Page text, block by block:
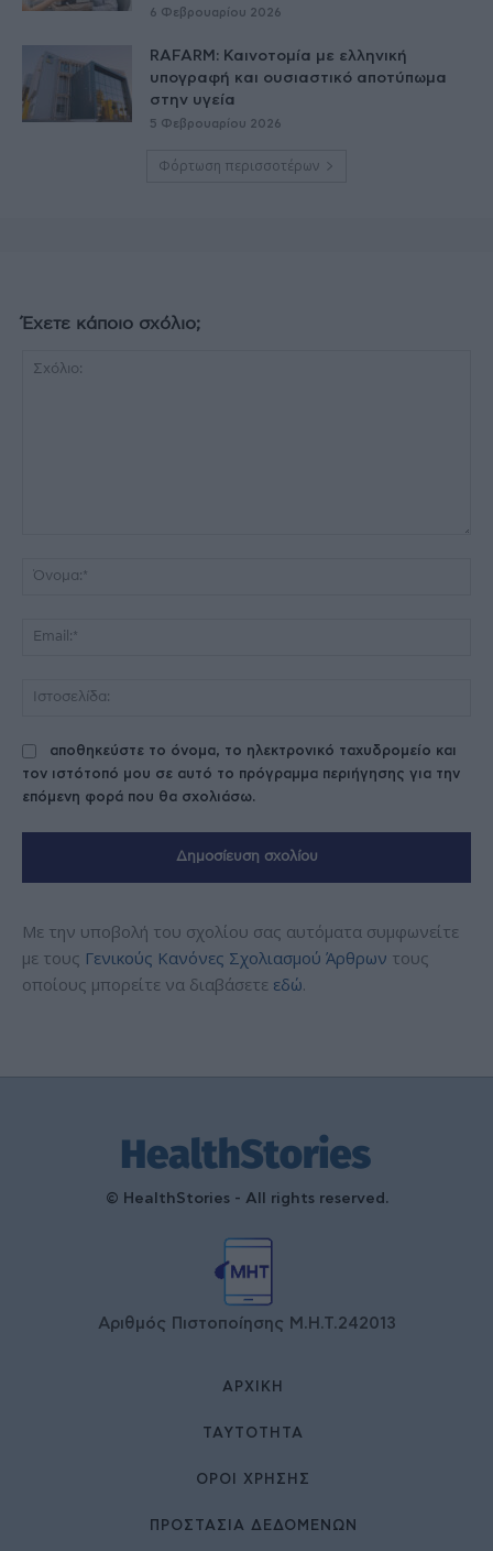
6 Φεβρουαρίου 2026
RAFARM: Καινοτομία με ελληνική
υπογραφή και ουσιαστικό αποτύπωμα
στην υγεία
5 Φεβρουαρίου 2026
Φόρτωση περισσοτέρων
Έχετε κάποιο σχόλιο;
αποθηκεύστε το όνομα, το ηλεκτρονικό ταχυδρομείο και
τον ιστότοπό μου σε αυτό το πρόγραμμα περιήγησης για την
επόμενη φορά που θα σχολιάσω.
Με την υποβολή του σχολίου σας αυτόματα συμφωνείτε
με τους Γενικούς Κανόνες Σχολιασμού Άρθρων τους
οποίους μπορείτε να διαβάσετε εδώ.
© HealthStories - All rights reserved.
Αριθμός Πιστοποίησης Μ.Η.Τ.242013
ΑΡΧΙΚΉ
ΤΑΥΤΌΤΗΤΑ
ΌΡΟΙ ΧΡΉΣΗΣ
ΠΡΟΣΤΑΣΙΑ ΔΕΔΟΜΕΝΩΝ